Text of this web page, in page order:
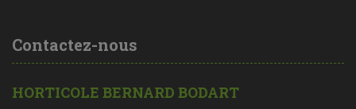
Contactez-nous
HORTICOLE BERNARD BODART